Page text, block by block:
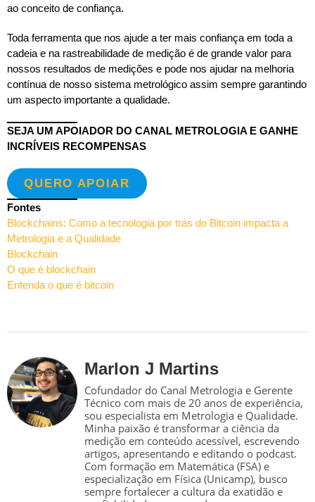
ao conceito de confiança.
Toda ferramenta que nos ajude a ter mais confiança em toda a
cadeia e na rastreabilidade de medição é de grande valor para
nossos resultados de medições e pode nos ajudar na melhoria
contínua de nosso sistema metrológico assim sempre garantindo
um aspecto importante a qualidade.
SEJA UM APOIADOR DO CANAL METROLOGIA E GANHE
INCRÍVEIS RECOMPENSAS
QUERO APOIAR
Fontes
Blockchains: Como a tecnologia por trás do Bitcoin impacta a
Metrologia e a Qualidade
Blockchain
O que é blockchain
Entenda o que é bitcoin
Marlon J Martins
Cofundador do Canal Metrologia e Gerente
Técnico com mais de 20 anos de experiência,
sou especialista em Metrologia e Qualidade.
Minha paixão é transformar a ciência da
medição em conteúdo acessível, escrevendo
artigos, apresentando e editando o podcast.
Com formação em Matemática (FSA) e
especialização em Física (Unicamp), busco
sempre fortalecer a cultura da exatidão e